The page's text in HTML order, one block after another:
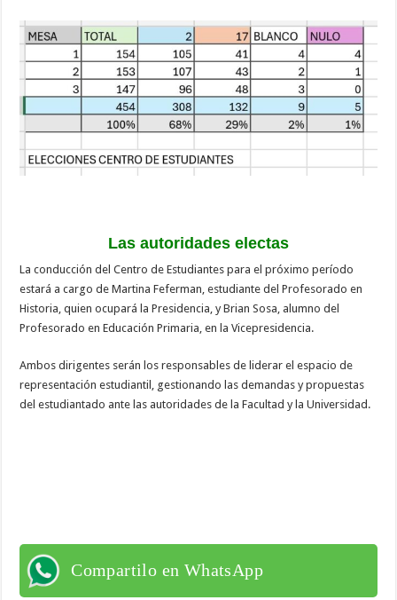
Las autoridades electas
La conducción del Centro de Estudiantes para el próximo período
estará a cargo de Martina Feferman, estudiante del Profesorado en
Historia, quien ocupará la Presidencia, y Brian Sosa, alumno del
Profesorado en Educación Primaria, en la Vicepresidencia.
Ambos dirigentes serán los responsables de liderar el espacio de
representación estudiantil, gestionando las demandas y propuestas
del estudiantado ante las autoridades de la Facultad y la Universidad.
Compartilo en WhatsApp